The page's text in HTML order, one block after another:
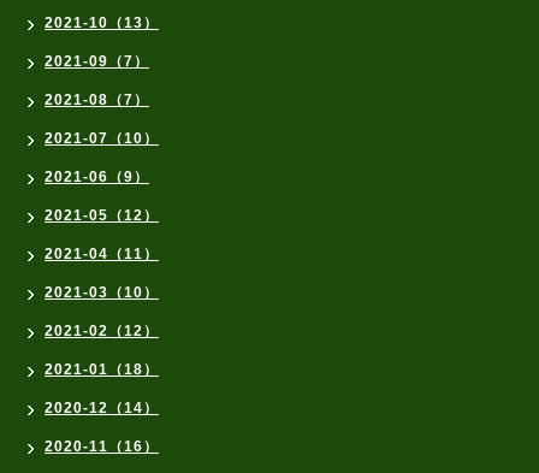
2021-10（13）
2021-09（7）
2021-08（7）
2021-07（10）
2021-06（9）
2021-05（12）
2021-04（11）
2021-03（10）
2021-02（12）
2021-01（18）
2020-12（14）
2020-11（16）